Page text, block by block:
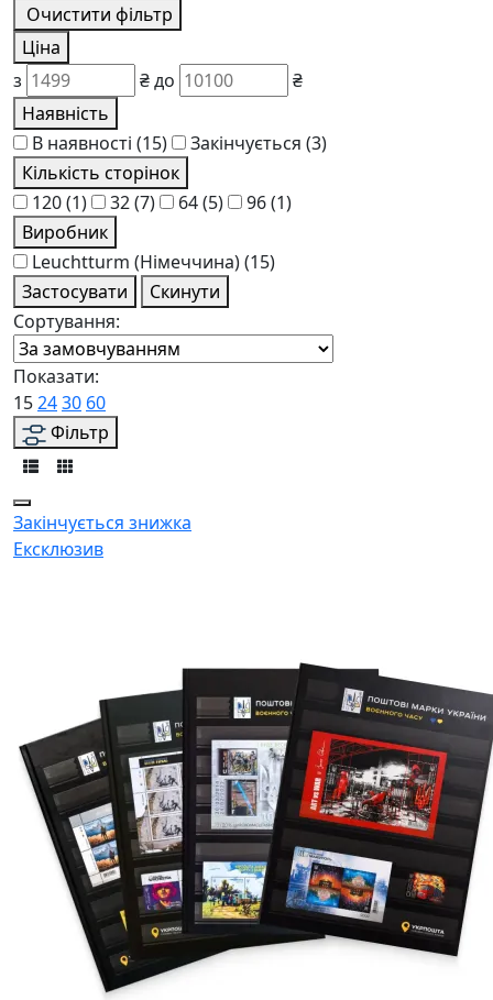
Очистити фільтр
Ціна
з
₴до
₴
Наявність
В наявності (15) Закінчується (3)
Кількість сторінок
120(1) 32(7) 64(5) 96(1)
Виробник
Leuchtturm (Німеччина)(15)
Застосувати
Скинути
Сортування:
Показати:
152430 60
Фільтр
Закінчується знижка
Ексклюзив